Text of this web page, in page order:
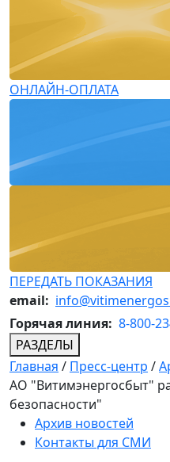
ОНЛАЙН-ОПЛАТА
ПЕРЕДАТЬ ПОКАЗАНИЯ
email:
Горячая линия: 8-800-
РАЗДЕЛЫ
Главная / Пресс-центр /
АО "Витимэнергосбыт"
безопасности"
Архив новостей
Контакты для СМИ